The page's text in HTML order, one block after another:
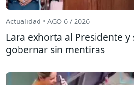
Actualidad • AGO 6 / 2026
Lara exhorta al Presidente y
gobernar sin mentiras